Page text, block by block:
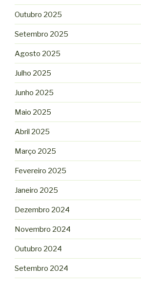
Outubro 2025
Setembro 2025
Agosto 2025
Julho 2025
Junho 2025
Maio 2025
Abril 2025
Março 2025
Fevereiro 2025
Janeiro 2025
Dezembro 2024
Novembro 2024
Outubro 2024
Setembro 2024